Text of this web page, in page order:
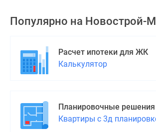
Популярно на Новострой-М
Расчет ипотеки для ЖК
Калькулятор
Планировочные решения
Квартиры с 3д